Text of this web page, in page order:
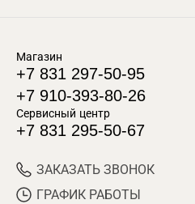
Магазин
+7 831 297-50-95
+7 910-393-80-26
Сервисный центр
+7 831 295-50-67
ЗАКАЗАТЬ ЗВОНОК
ГРАФИК РАБОТЫ